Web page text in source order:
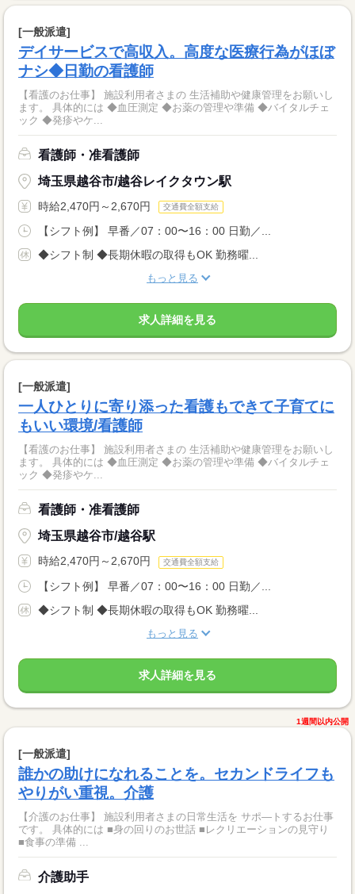
[一般派遣]
デイサービスで高収入。高度な医療行為がほぼ
ナシ◆日勤の看護師
【看護のお仕事】 施設利用者さまの 生活補助や健康管理をお願いし
ます。 具体的には ◆血圧測定 ◆お薬の管理や準備 ◆バイタルチェ
ック ◆発疹やケ...
看護師・准看護師
埼玉県越谷市/越谷レイクタウン駅
時給2,470円～2,670円 交通費全額支給
【シフト例】 早番／07：00〜16：00 日勤／...
◆シフト制 ◆長期休暇の取得もOK 勤務曜...
もっと見る
求人詳細を見る
[一般派遣]
一人ひとりに寄り添った看護もできて子育てに
もいい環境/看護師
【看護のお仕事】 施設利用者さまの 生活補助や健康管理をお願いし
ます。 具体的には ◆血圧測定 ◆お薬の管理や準備 ◆バイタルチェ
ック ◆発疹やケ...
看護師・准看護師
埼玉県越谷市/越谷駅
時給2,470円～2,670円 交通費全額支給
【シフト例】 早番／07：00〜16：00 日勤／...
◆シフト制 ◆長期休暇の取得もOK 勤務曜...
もっと見る
求人詳細を見る
1週間以内公開
[一般派遣]
誰かの助けになれることを。セカンドライフも
やりがい重視。介護
【介護のお仕事】 施設利用者さまの日常生活を サポ―トするお仕事
です。 具体的には ■身の回りのお世話 ■レクリエーションの見守り
■食事の準備 ...
介護助手